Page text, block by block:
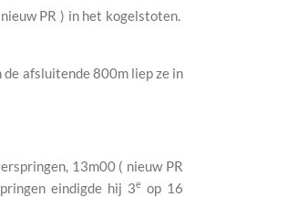
PR ) in het kogelstoten.
de afsluitende 800m liep ze in
13m00 ( nieuw PR
eindigde hij 3e op 16